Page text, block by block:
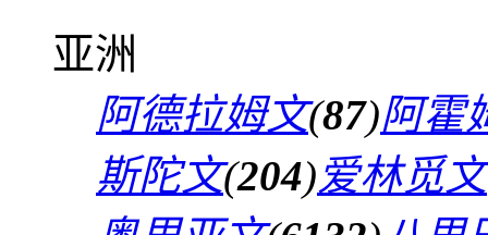
亚洲
阿德拉姆文(87)阿霍
斯陀文(204)爱林觅文